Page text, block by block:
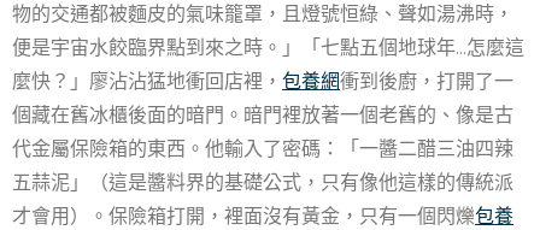
物的交通都被麵皮的氣味籠罩，且燈號恒綠、聲如湯沸時，
便是宇宙水餃臨界點到來之時。」「七點五個地球年…怎麼這
麼快？」廖沾沾猛地衝回店裡， 包養網衝到後廚，打開了一
個藏在舊冰櫃後面的暗門。暗門裡放著一個老舊的、像是古
代金屬保險箱的東西。他輸入了密碼：「一醬二醋三油四辣
五蒜泥」（這是醬料界的基礎公式，只有像他這樣的傳統派
才會用）。保險箱打開，裡面沒有黃金，只有一個閃爍包養